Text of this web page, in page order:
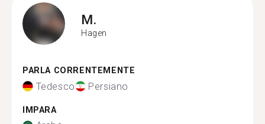
M.
Hagen
PARLA CORRENTEMENTE
Tedesco Persiano
IMPARA